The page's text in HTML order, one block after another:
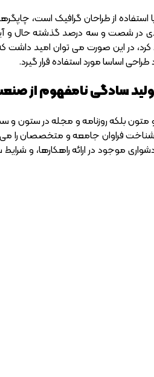
از طراحان گرافیک است،
زیادی در شصت و سه درصد گذشته حال و
کرد، در این صورت می توان امید
اساسا مورد استفاده قرار گیرد.
سادگی نامفهوم از
بلکه روزنامه و مجله در ستون و
جامعه و متخصصان را می
موجود در ارائه راهکارها، و